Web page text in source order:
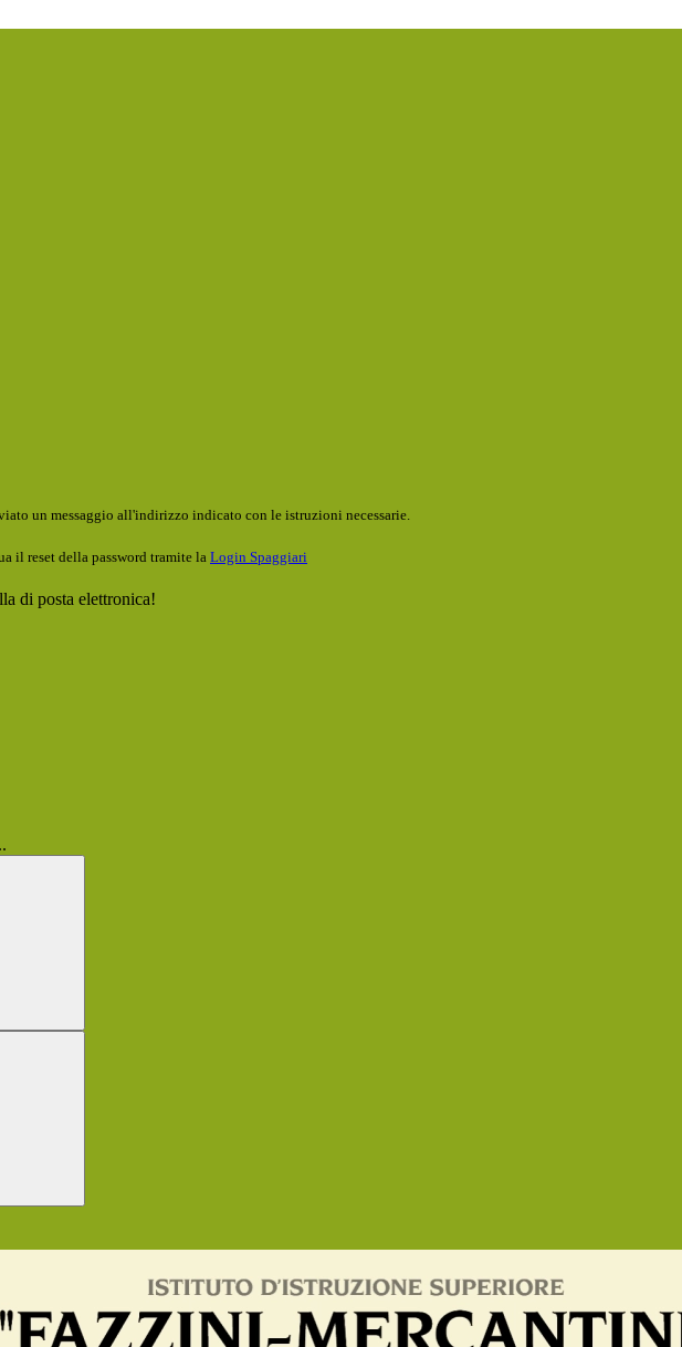
un messaggio all'indirizzo indicato con le istruzioni necessarie.
il reset della password tramite la Login Spaggiari
di posta elettronica!